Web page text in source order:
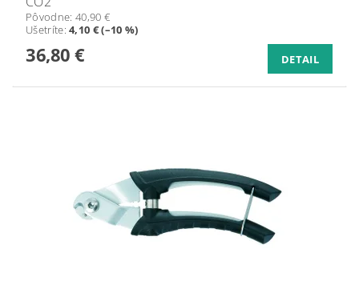
Pôvodne: 40,90 €
Ušetríte:4,10 € (–10 %)
36,80 € DETAIL